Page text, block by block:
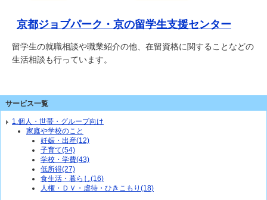
京都ジョブパーク・京の留学生支援センター
留学生の就職相談や職業紹介の他、在留資格に関することなどの
生活相談も行っています。
サービス一覧
1.個人・世帯・グループ向け
家庭や学校のこと
妊娠・出産(12)
子育て(54)
学校・学費(43)
低所得(27)
食生活・暮らし(16)
人権・ＤＶ・虐待・ひきこもり(18)